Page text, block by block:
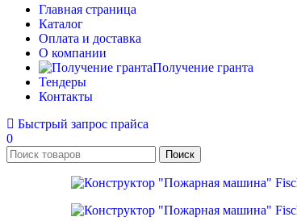
Главная страница
Каталог
Оплата и доставка
О компании
Получение гранта
Тендеры
Контакты
Быстрый запрос прайса
0
Поиск